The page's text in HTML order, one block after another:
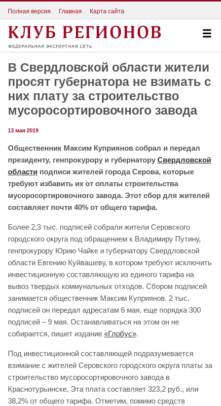
Полная версия Главная Карта сайта
В Свердловской области жители
просят губернатора не взимать с
них плату за строительство
мусоросортировочного завода
13 мая 2019
Общественник Максим Куприянов собрал и передал
президенту, генпрокурору и губернатору Свердловской
области подписи жителей города Серова, которые
требуют избавить их от оплаты строительства
мусоросортировочного завода. Этот сбор для жителей
составляет почти 40% от общего тарифа.
Более 2,3 тыс. подписей собрали жители Серовского
городского округа под обращением к Владимиру Путину,
генпрокурору Юрию Чайке и губернатору Свердловской
области Евгению Куйвашеву, в котором требуют исключить
инвестиционную составляющую из единого тарифа на
вывоз твердых коммунальных отходов. Сбором подписей
занимается общественник Максим Куприянов. 2 тыс.
подписей он передал адресатам 6 мая, еще порядка 300
подписей – 9 мая. Останавливаться на этом он не
собирается, пишет издание «Глобус».
Под инвестиционной составляющей подразумевается
взимание с жителей Серовского городского округа платы за
строительство мусоросортировочного завода в
Краснотурьинске. Эта плата составляет 323,2 руб., или
38,2% от общего тарифа. Отметим, помимо средств